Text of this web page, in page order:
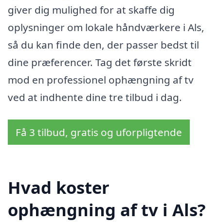
giver dig mulighed for at skaffe dig
oplysninger om lokale håndværkere i Als,
så du kan finde den, der passer bedst til
dine præferencer. Tag det første skridt
mod en professionel ophængning af tv
ved at indhente dine tre tilbud i dag.
Få 3 tilbud, gratis og uforpligtende
Hvad koster
ophængning af tv i Als?